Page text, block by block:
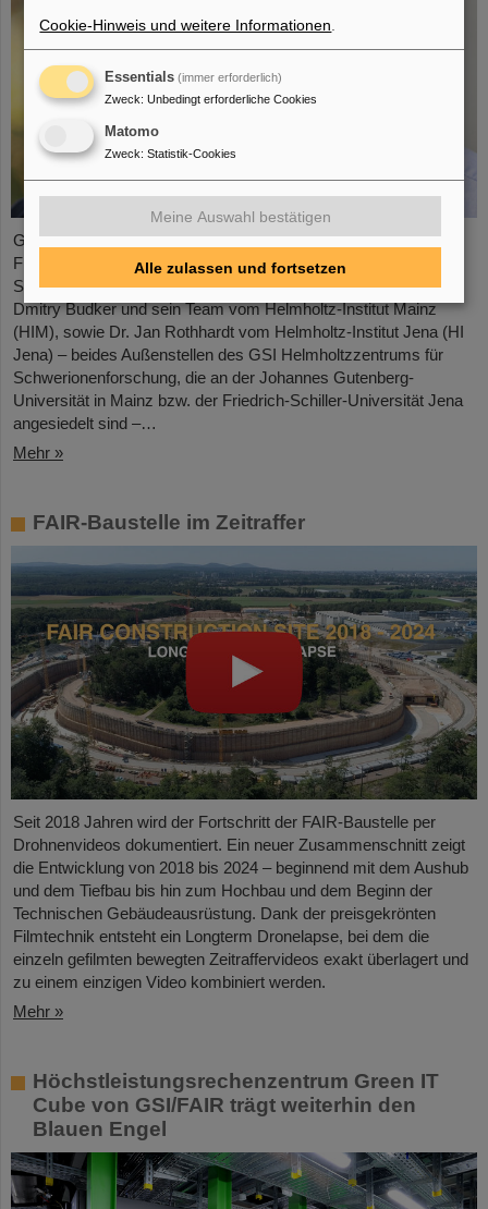
Gleich zwei Forschungsthemen von GSI/FAIR haben es in die
Finalrunde in der Kategorie „Physical Science“ der Falling Walls
Science Breakthroughs für das Jahr 2024 geschafft: Professor
Dmitry Budker und sein Team vom Helmholtz-Institut Mainz
(HIM), sowie Dr. Jan Rothhardt vom Helmholtz-Institut Jena (HI
Jena) – beides Außenstellen des GSI Helmholtzzentrums für
Schwerionenforschung, die an der Johannes Gutenberg-
Universität in Mainz bzw. der Friedrich-Schiller-Universität Jena
angesiedelt sind –…
Mehr »
FAIR-Baustelle im Zeitraffer
Seit 2018 Jahren wird der Fortschritt der FAIR-Baustelle per
Drohnenvideos dokumentiert. Ein neuer Zusammenschnitt zeigt
die Entwicklung von 2018 bis 2024 – beginnend mit dem Aushub
und dem Tiefbau bis hin zum Hochbau und dem Beginn der
Technischen Gebäudeausrüstung. Dank der preisgekrönten
Filmtechnik entsteht ein Longterm Dronelapse, bei dem die
einzeln gefilmten bewegten Zeitraffervideos exakt überlagert und
zu einem einzigen Video kombiniert werden.
Mehr »
Höchstleistungsrechenzentrum Green IT
Cube von GSI/FAIR trägt weiterhin den
Blauen Engel
Cookie-Hinweis und weitere Informationen
Essentials (immer erforderlich)
Zweck: Unbedingt erforderliche Cookies
Matomo
Zweck: Statistik-Cookies
Meine Auswahl bestätigen
Alle zulassen und fortsetzen